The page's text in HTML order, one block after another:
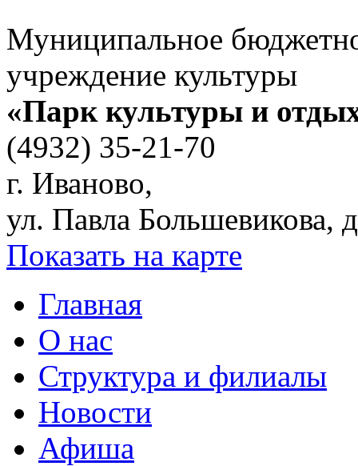
Муниципальное
учреждение культуры
«Парк культуры и
(4932) 35-21-70
г. Иваново,
ул. Павла Большевикова,
Показать на карте
Главная
О нас
Структура и филиалы
Новости
Афиша